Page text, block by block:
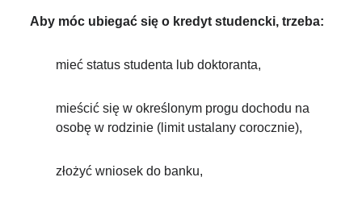
Aby móc ubiegać się o kredyt studencki, trzeba:
mieć status studenta lub doktoranta,
mieścić się w określonym progu dochodu na
osobę w rodzinie (limit ustalany corocznie),
złożyć wniosek do banku,